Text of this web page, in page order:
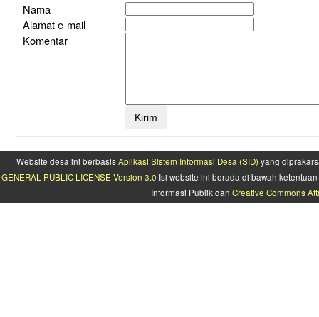
Nama
Alamat e-mail
Komentar
Website desa ini berbasisAplikasi Sistem Informasi Desa (SID) yang
GENERAL PUBLIC LICENSE Version 3.0 Isi website ini berada di bawah
Informasi Publik dan Creative Commons